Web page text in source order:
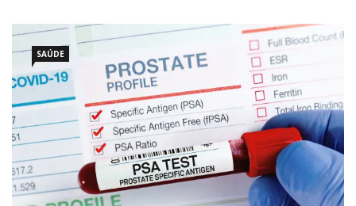
Observatório de Oncologia apresentado no Fórum Big Data em
Oncologia e divulgado pelo G1. O número representa
SAÚDE